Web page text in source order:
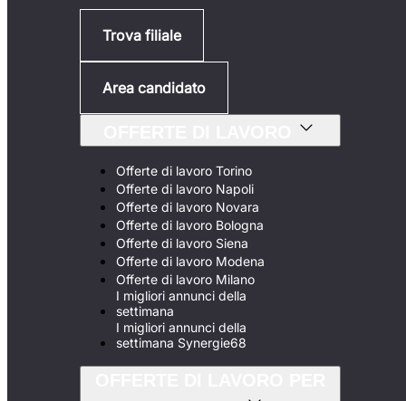
Trova filiale
Area candidato
Offerte di lavoro Torino
Offerte di lavoro Napoli
Offerte di lavoro Novara
Offerte di lavoro Bologna
Offerte di lavoro Siena
Offerte di lavoro Modena
Offerte di lavoro Milano
I migliori annunci della
settimana
I migliori annunci della
settimana Synergie68